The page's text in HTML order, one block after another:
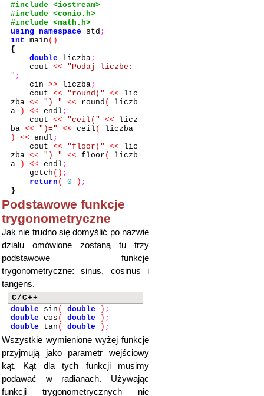
#include <iostream>
#include <conio.h>
#include <math.h>
using namespace std ;
int main ()
{
double liczba;
cout <<
"Podaj liczbe:
" ;
cin >> liczba;
cout << "round(" << lic
zba << ")=" << round (
liczb
a
) << endl ;
cout << "ceil(" << licz
ba << ")=" << ceil (
liczba
)
<< endl ;
cout << "floor(" << lic
zba << ")=" << floor (
liczb
a
) << endl ;
getch () ;
return ( 0 ) ;
}
Podstawowe funkcje
trygonometryczne
Jak nie trudno się domyślić po nazwie
działu omówione zostaną tu trzy
podstawowe funkcje
trygonometryczne: sinus, cosinus i
tangens.
C/C++
double sin ( double ) ;
double cos ( double ) ;
double tan ( double ) ;
Wszystkie wymienione wyżej funkcje
przyjmują jako parametr wejściowy
kąt. Kąt dla tych funkcji musimy
podawać w radianach. Używając
funkcji trygonometrycznych nie